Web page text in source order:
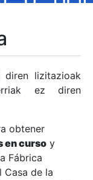
diren lizitazioak
ez diren
obtener
en curso y
Fábrica
Casa de la